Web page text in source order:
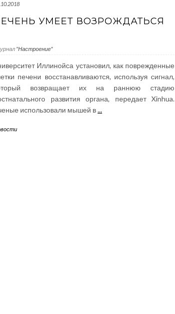
УМЕЕТ ВОЗРОЖДАТЬСЯ
"Настроение"
Иллинойса установил, как поврежденные
печени восстанавливаются, используя сигнал,
возвращает их на раннюю стадию
развития органа, передает Xinhua.
использовали мышей в...